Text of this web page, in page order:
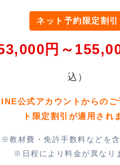
ネット予約限定割引
円～
込）
公式アカウントからのご
ト限定割引が適用され
※教材費・免許手数料などを含
※日程により料金が異なり